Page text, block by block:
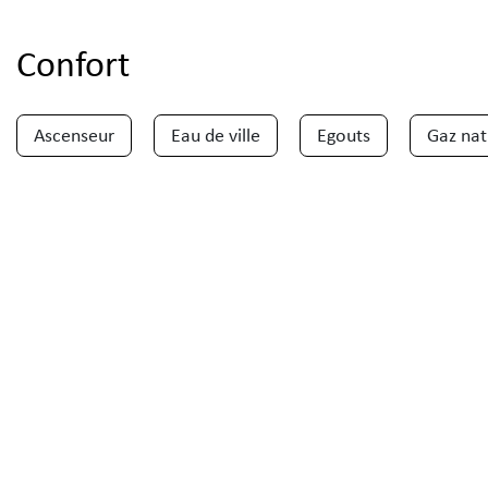
Confort
Ascenseur Eau de ville Egouts Gaz